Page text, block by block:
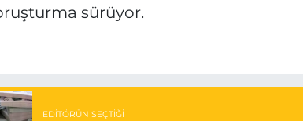
sürüyor.
EDITÖRÜN SEÇTIĞI